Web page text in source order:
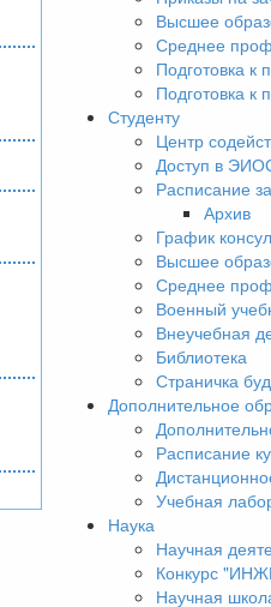
Высшее
Среднее
Подготовка к
Подготовка к
Студенту
Центр
Доступ в
Расписание
Архив
График
Высшее
Среднее
Военный
Внеучебная
Библиотека
Страничка
Дополнительное
Расписание
Учебная
Наука
Научная
Конкурс
Научная